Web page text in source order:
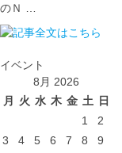
のＮ …
イベント
8月 2026
月
火 水 木 金 土
日
1
2
3
4 5 6 7 8
9